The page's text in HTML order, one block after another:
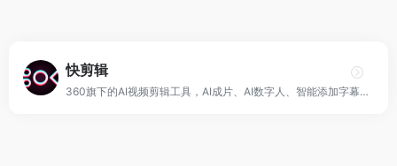
快剪辑
360旗下的AI视频剪辑工具，AI成片、AI数字人、智能添加字幕、去水印等！